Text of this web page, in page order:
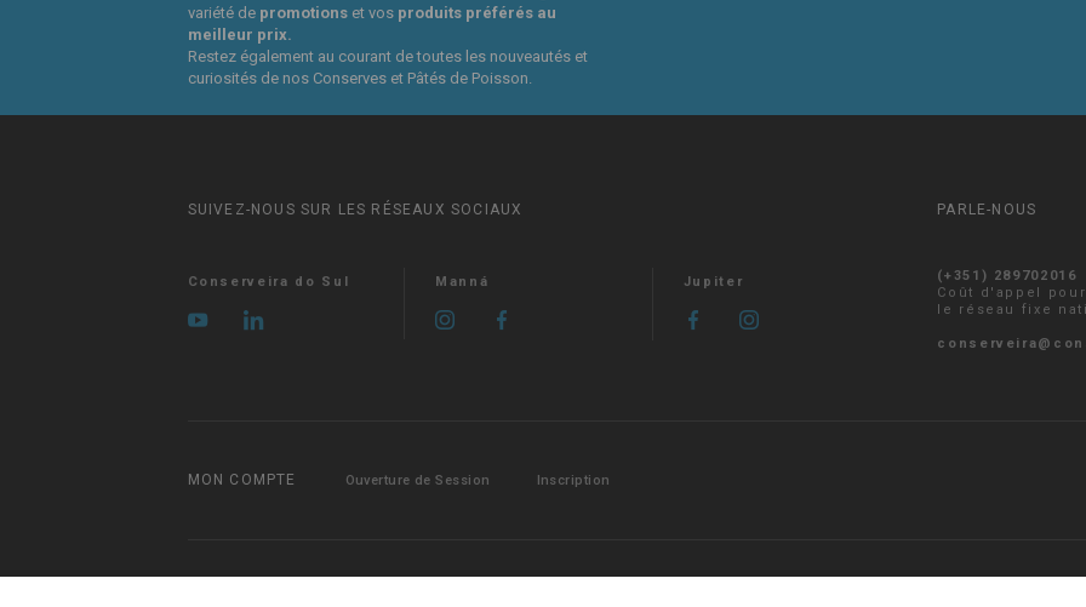
variété de promotionset vos produits préférés au
meilleur prix.
Restez également au courant de toutes les nouveautés et
curiosités de nos Conserves et Pâtés de Poisson.
SUIVEZ-NOUS SUR LES RÉSEAUX SOCIAUX
Conserveira do Sul Manná Jupiter
PARLE-NOUS
(+351) 289702016
Coût d'appel pour
le réseau fixe
MON COMPTE Ouverture de Session Inscription